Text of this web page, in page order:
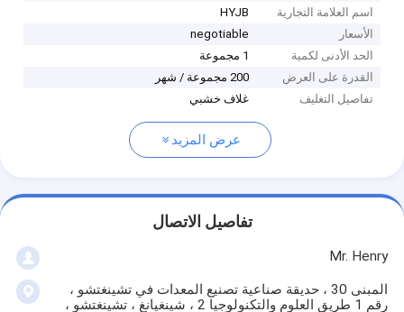
اسم العلامة التجارية
HYJB
الأسعار
negotiable
الحد الأدنى لكمية
1 مجموعة
القدرة على العرض
200 مجموعة / شهر
تفاصيل التغليف
غلاف خشبي
عرض المزيد
تفاصيل الاتصال
Mr. Henry
المبنى 30 ، حديقة صناعية تصنيع المعدات في تشينغتشو ،
رقم 1 طريق العلوم والتكنولوجيا 2 ، شينغيانغ ، تشينغتشو ،